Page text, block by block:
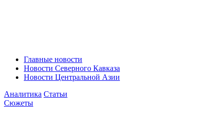
Главные новости
Новости Северного Кавказа
Новости Центральной Азии
Аналитика Статьи
Сюжеты